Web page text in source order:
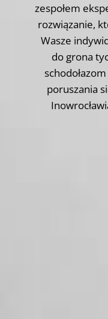
zespołem
rozwiązanie,
Wasze
do grona
poruszania